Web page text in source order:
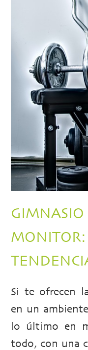
Si te ofrecen
en un
lo último en
todo, con una